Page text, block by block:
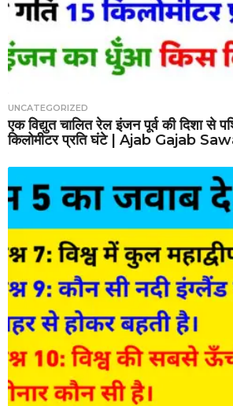
UNCATEGORIZED
एक विद्युत चालित रेल इंजन पूर्व की दिशा से
किलोमीटर प्रति घंटे | Ajab Gajab